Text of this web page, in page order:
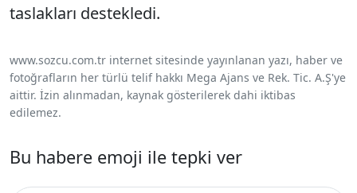
taslakları destekledi.
www.sozcu.com.tr internet sitesinde yayınlanan yazı, haber ve
fotoğrafların her türlü telif hakkı Mega Ajans ve Rek. Tic. A.Ş'ye
aittir. İzin alınmadan, kaynak gösterilerek dahi iktibas
edilemez.
Bu habere emoji ile tepki ver